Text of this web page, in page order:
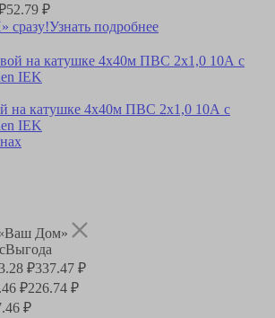
52.79 ₽
сразу!Узнать подробнее
на катушке 4х40м ПВС 2х1,0 10А с
IEK
Дом»
Выгода
₽337.47 ₽
₽226.74 ₽
₽